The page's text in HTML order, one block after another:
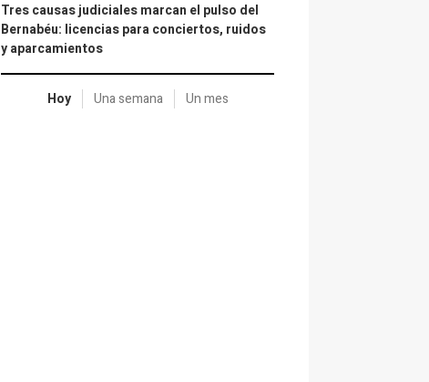
Tres causas judiciales marcan el pulso del
Bernabéu: licencias para conciertos, ruidos
y aparcamientos
Hoy Una semana Un mes